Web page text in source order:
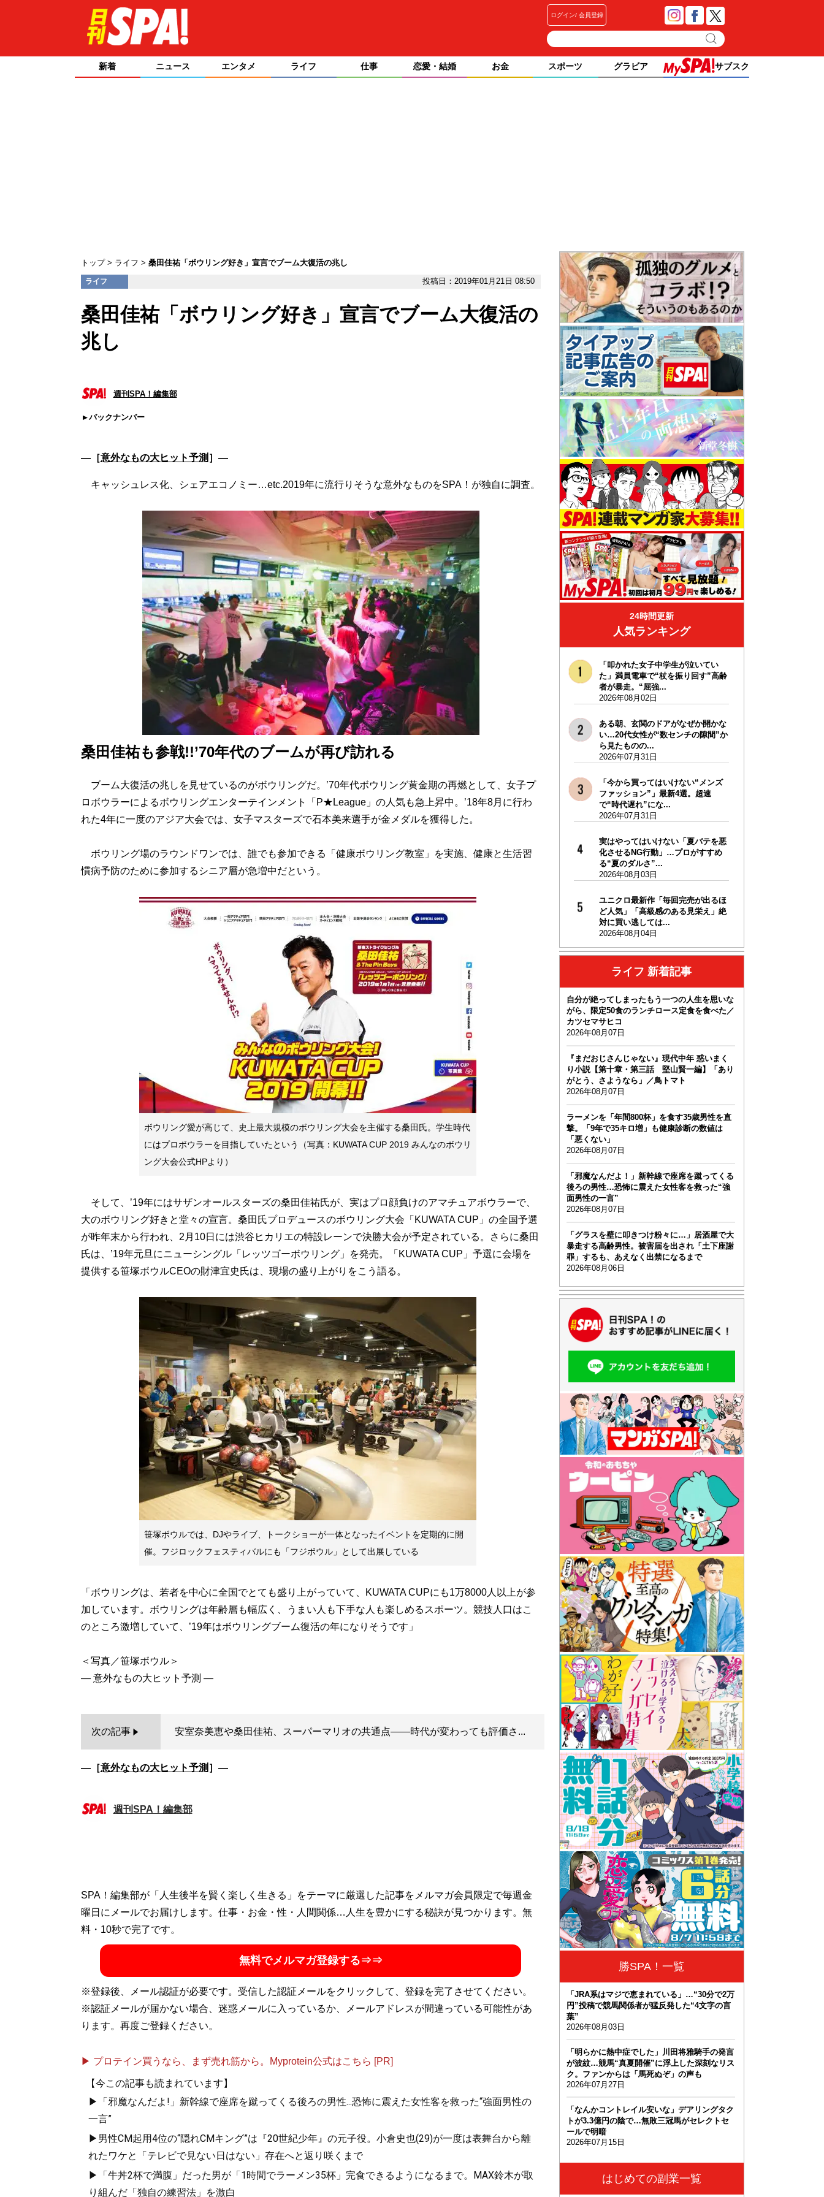
ログイン 会員登録
新着 ニュース エンタメ ライフ 仕事 恋愛・結婚 お金 スポーツ グラビア サブスク
トップ ライフ 桑田佳祐「ボウリング好き」宣言でブーム大復活の兆し
ライフ 投稿日：2019年01月21日 08:50
桑田佳祐「ボウリング好き」宣言でブーム大復活の
兆し
週刊SPA！編集部
バックナンバー
―［意外なもの大ヒット予測 ］―
キャッシュレス化、シェアエコノミー…etc.2019年に流行りそうな意外なものをSPA！が独自に調査。
桑田佳祐も参戦!!’70年代のブームが再び訪れる
ブーム大復活の兆しを見せているのがボウリングだ。’70年代ボウリング黄金期の再燃として、女子プ
ロボウラーによるボウリングエンターテインメント「P★League」の人気も急上昇中。’18年8月に行わ
れた4年に一度のアジア大会では、女子マスターズで石本美来選手が金メダルを獲得した。
ボウリング場のラウンドワンでは、誰でも参加できる「健康ボウリング教室」を実施、健康と生活習
慣病予防のために参加するシニア層が急増中だという。
ボウリング愛が高じて、史上最大規模のボウリング大会を主催する桑田氏。学生時代
にはプロボウラーを目指していたという（写真：KUWATA CUP 2019 みんなのボウリ
ング大会公式HPより）
そして、’19年にはサザンオールスターズの桑田佳祐氏が、実はプロ顔負けのアマチュアボウラーで、
大のボウリング好きと堂々の宣言。桑田氏プロデュースのボウリング大会「KUWATA CUP」の全国予選
が昨年末から行われ、2月10日には渋谷ヒカリエの特設レーンで決勝大会が予定されている。さらに桑田
氏は、’19年元旦にニューシングル「レッツゴーボウリング」を発売。「KUWATA CUP」予選に会場を
提供する笹塚ボウルCEOの財津宜史氏は、現場の盛り上がりをこう語る。
笹塚ボウルでは、DJやライブ、トークショーが一体となったイベントを定期的に開
催。フジロックフェスティバルにも「フジボウル」として出展している
「ボウリングは、若者を中心に全国でとても盛り上がっていて、KUWATA CUPにも1万8000人以上が参
加しています。ボウリングは年齢層も幅広く、うまい人も下手な人も楽しめるスポーツ。競技人口はこ
のところ激増していて、’19年はボウリングブーム復活の年になりそうです」
＜写真／笹塚ボウル＞
― 意外なもの大ヒット予測 ―
次の記事 安室奈美恵や桑田佳祐、スーパーマリオの共通点――時代が変わっても評価さ...
―［意外なもの大ヒット予測 ］―
週刊SPA！編集部
SPA！編集部が「人生後半を賢く楽しく生きる」をテーマに厳選した記事をメルマガ会員限定で毎週金
曜日にメールでお届けします。仕事・お金・性・人間関係…人生を豊かにする秘訣が見つかります。無
料・10秒で完了です。
無料でメルマガ登録する⇒⇒
※登録後、メール認証が必要です。受信した認証メールをクリックして、登録を完了させてください。
※認証メールが届かない場合、迷惑メールに入っているか、メールアドレスが間違っている可能性があ
ります。再度ご登録ください。
▶ プロテイン買うなら、まず売れ筋から。Myprotein公式はこちら [PR]
【今この記事も読まれています】
▶「邪魔なんだよ!」新幹線で座席を蹴ってくる後ろの男性...恐怖に震えた女性客を救った“強面男性の
一言”
▶男性CM起用4位の“隠れCMキング”は『20世紀少年』の元子役。小倉史也(29)が一度は表舞台から離
れたワケと「テレビで見ない日はない」存在へと返り咲くまで
▶「牛丼2杯で満腹」だった男が「1時間でラーメン35杯」完食できるようになるまで。MAX鈴木が取
り組んだ「独自の練習法」を激白
24時間更新
人気ランキング
「叩かれた女子中学生が泣いてい
た」満員電車で“杖を振り回す”高齢
者が暴走。“屈強...
2026年08月02日
ある朝、玄関のドアがなぜか開かな
い…20代女性が“数センチの隙間”か
ら見たものの...
2026年07月31日
「今から買ってはいけない“メンズ
ファッション”」最新4選。超速
で“時代遅れ”にな...
2026年07月31日
実はやってはいけない「夏バテを悪
化させるNG行動」…プロがすすめ
る“夏のダルさ”...
2026年08月03日
ユニクロ最新作「毎回完売が出るほ
ど人気」「高級感のある見栄え」絶
対に買い逃しては...
2026年08月04日
ライフ 新着記事
自分が絶ってしまったもう一つの人生を思いな
がら、限定50食のランチロース定食を食べた／
カツセマサヒコ
2026年08月07日
『まだおじさんじゃない』現代中年 惑いまく
り小説【第十章・第三話 堅山賢一編】「あり
がとう、さようなら」／鳥トマト
2026年08月07日
ラーメンを「年間800杯」を食す35歳男性を直
撃。「9年で35キロ増」も健康診断の数値は
「悪くない」
2026年08月07日
「邪魔なんだよ！」新幹線で座席を蹴ってくる
後ろの男性…恐怖に震えた女性客を救った“強
面男性の一言”
2026年08月07日
「グラスを壁に叩きつけ粉々に…」居酒屋で大
暴走する高齢男性。被害届を出され「土下座謝
罪」するも、あえなく出禁になるまで
2026年08月06日
勝SPA！一覧
「JRA系はマジで恵まれている」…“30分で2万
円”投稿で競馬関係者が猛反発した“4文字の言
葉”
2026年08月03日
「明らかに熱中症でした」川田将雅騎手の発言
が波紋…競馬“真夏開催”に浮上した深刻なリス
ク。ファンからは「馬死ぬぞ」の声も
2026年07月27日
「なんかコントレイル安いな」デアリングタク
トが3.3億円の陰で…無敗三冠馬がセレクトセ
ールで明暗
2026年07月15日
はじめての副業一覧